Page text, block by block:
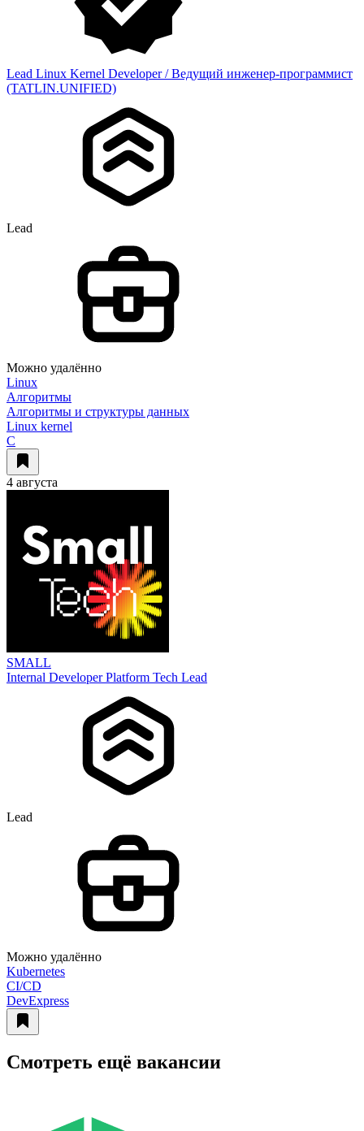
Lead Linux Kernel Developer / Ведущий инженер-программист
(TATLIN.UNIFIED)
Lead
Можно удалённо
Linux
Алгоритмы
Алгоритмы и структуры данных
Linux kernel
C
4 августа
SMALL
Internal Developer Platform Tech Lead
Lead
Можно удалённо
Kubernetes
CI/CD
DevExpress
Смотреть ещё вакансии